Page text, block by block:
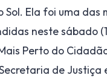
Sol. Ela foi uma das
neste sábado
Perto do
de Justiça